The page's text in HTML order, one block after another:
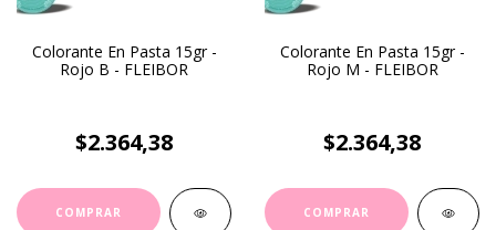
Colorante En Pasta 15gr -
Rojo B - FLEIBOR
$2.364,38
Colorante En Pasta 15gr -
Rojo M - FLEIBOR
$2.364,38